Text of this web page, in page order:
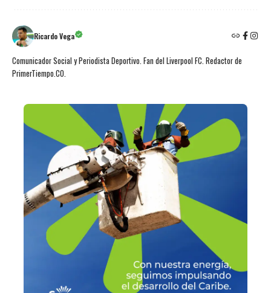
Ricardo Vega
Comunicador Social y Periodista Deportivo. Fan del Liverpool FC. Redactor de
PrimerTiempo.CO.